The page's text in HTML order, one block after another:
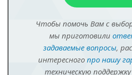
Чтобы помочь Вам с
мы приготовили
задаваемые вопросы,
интересного про нашу
техническую